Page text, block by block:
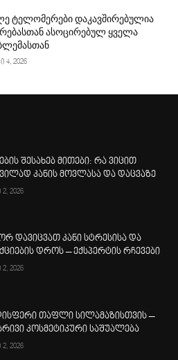
ტელომერები დაკავშირებულია
ასოცირებულ ყველა
4, 2026
შესახებ მითები: რა ვიცით
კანის მოვლასა და დაცვაზე
2, 2026
დავიცვათ კანი სტრესისა და
დროს – ექსპერტის რჩევები
2, 2026
თაფლი სილამაზისთვის –
კოსმეტიკური საშუალება
2, 2026